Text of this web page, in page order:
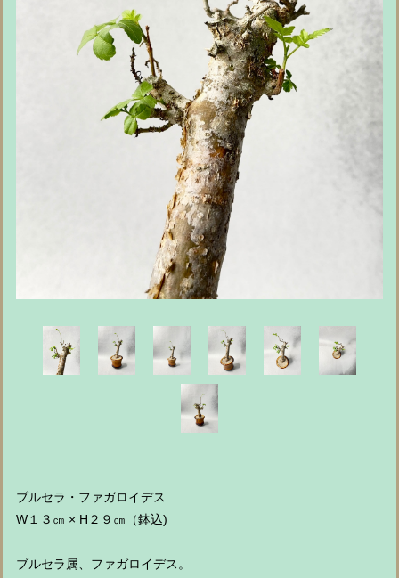
ブルセラ・ファガロイデス
W１３㎝ × H２９㎝（鉢込)
ブルセラ属、ファガロイデス。